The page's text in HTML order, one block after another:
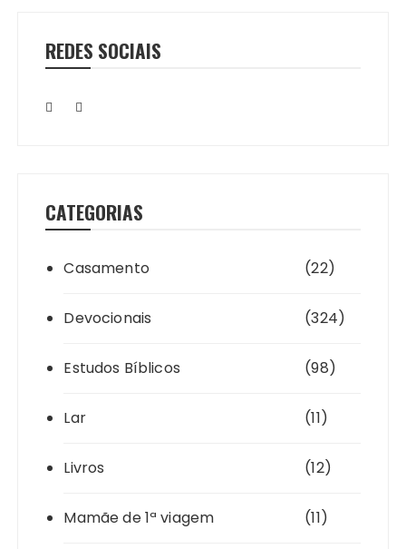
REDES SOCIAIS
CATEGORIAS
Casamento (22)
Devocionais (324)
Estudos Bíblicos (98)
Lar (11)
Livros (12)
Mamãe de 1ª viagem (11)